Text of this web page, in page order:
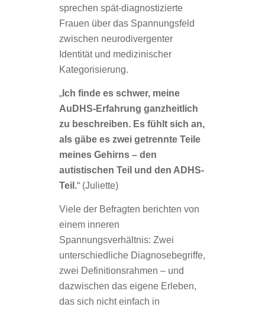
sprechen spät-diagnostizierte
Frauen über das Spannungsfeld
zwischen neurodivergenter
Identität und medizinischer
Kategorisierung.
„ Ich finde es schwer, meine
AuDHS-Erfahrung ganzheitlich
zu beschreiben. Es fühlt sich an,
als gäbe es zwei getrennte Teile
meines Gehirns – den
autistischen Teil und den ADHS-
Teil.“ (Juliette)
Viele der Befragten berichten von
einem inneren
Spannungsverhältnis: Zwei
unterschiedliche Diagnosebegriffe,
zwei Definitionsrahmen – und
dazwischen das eigene Erleben,
das sich nicht einfach in